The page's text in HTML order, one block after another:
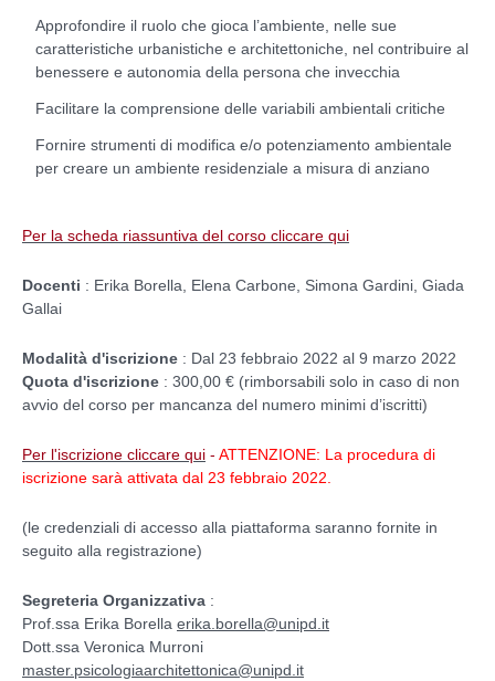
Approfondire il ruolo che gioca l’ambiente, nelle sue
caratteristiche urbanistiche e architettoniche, nel contribuire al
benessere e autonomia della persona che invecchia
Facilitare la comprensione delle variabili ambientali critiche
Fornire strumenti di modifica e/o potenziamento ambientale
per creare un ambiente residenziale a misura di anziano
Per la scheda riassuntiva del corso cliccare qui
Docenti : Erika Borella, Elena Carbone, Simona Gardini, Giada
Gallai
Modalità d'iscrizione : Dal 23 febbraio 2022 al 9 marzo 2022
Quota d'iscrizione : 300,00 € (rimborsabili solo in caso di non
avvio del corso per mancanza del numero minimi d’iscritti)
Per l'iscrizione cliccare qui - ATTENZIONE: La procedura di
iscrizione sarà attivata dal 23 febbraio 2022.
(le credenziali di accesso alla piattaforma saranno fornite in
seguito alla registrazione)
Segreteria Organizzativa :
Prof.ssa Erika Borella erika.borella@unipd.it
Dott.ssa Veronica Murroni
master.psicologiaarchitettonica@unipd.it